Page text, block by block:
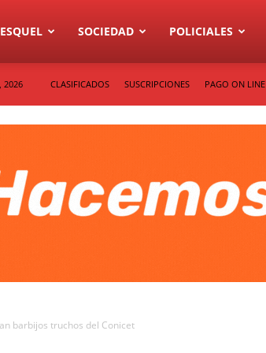
ESQUEL SOCIEDAD POLICIALES
2026 CLASIFICADOS SUSCRIPCIONES PAGO ON LINE
barbijos truchos del Conicet